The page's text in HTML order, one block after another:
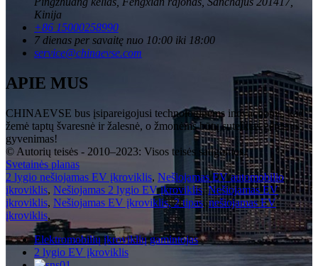
Kinija
+86 15000258990
7 dienas per savaitę nuo 10:00 iki 18:00
service@chinaevse.com
APIE MUS
CHINAEVSE bus įsipareigojusi technologinėms inovacijoms, kad
žemė taptų švaresnė ir žalesnė, o žmonėms būtų suteiktas geresnis
gyvenimas!
© Autorių teisės - 2010–2023: Visos teisės saugomos.
Svetainės planas
2 lygio nešiojamas EV įkroviklis, Nešiojamas EV automobilio
įkroviklis, Nešiojamas 2 lygio EV įkroviklis,Nešiojamas EV
įkroviklis, Nešiojamas EV įkroviklis, 2 tipas,nešiojamas EV
įkroviklis,
Elektromobilių įkroviklių gamintojas
2 lygio EV įkroviklis